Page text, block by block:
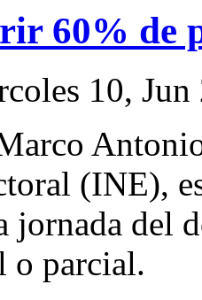
60% de
10, Jun
(INE),
jornada del
o parcial.